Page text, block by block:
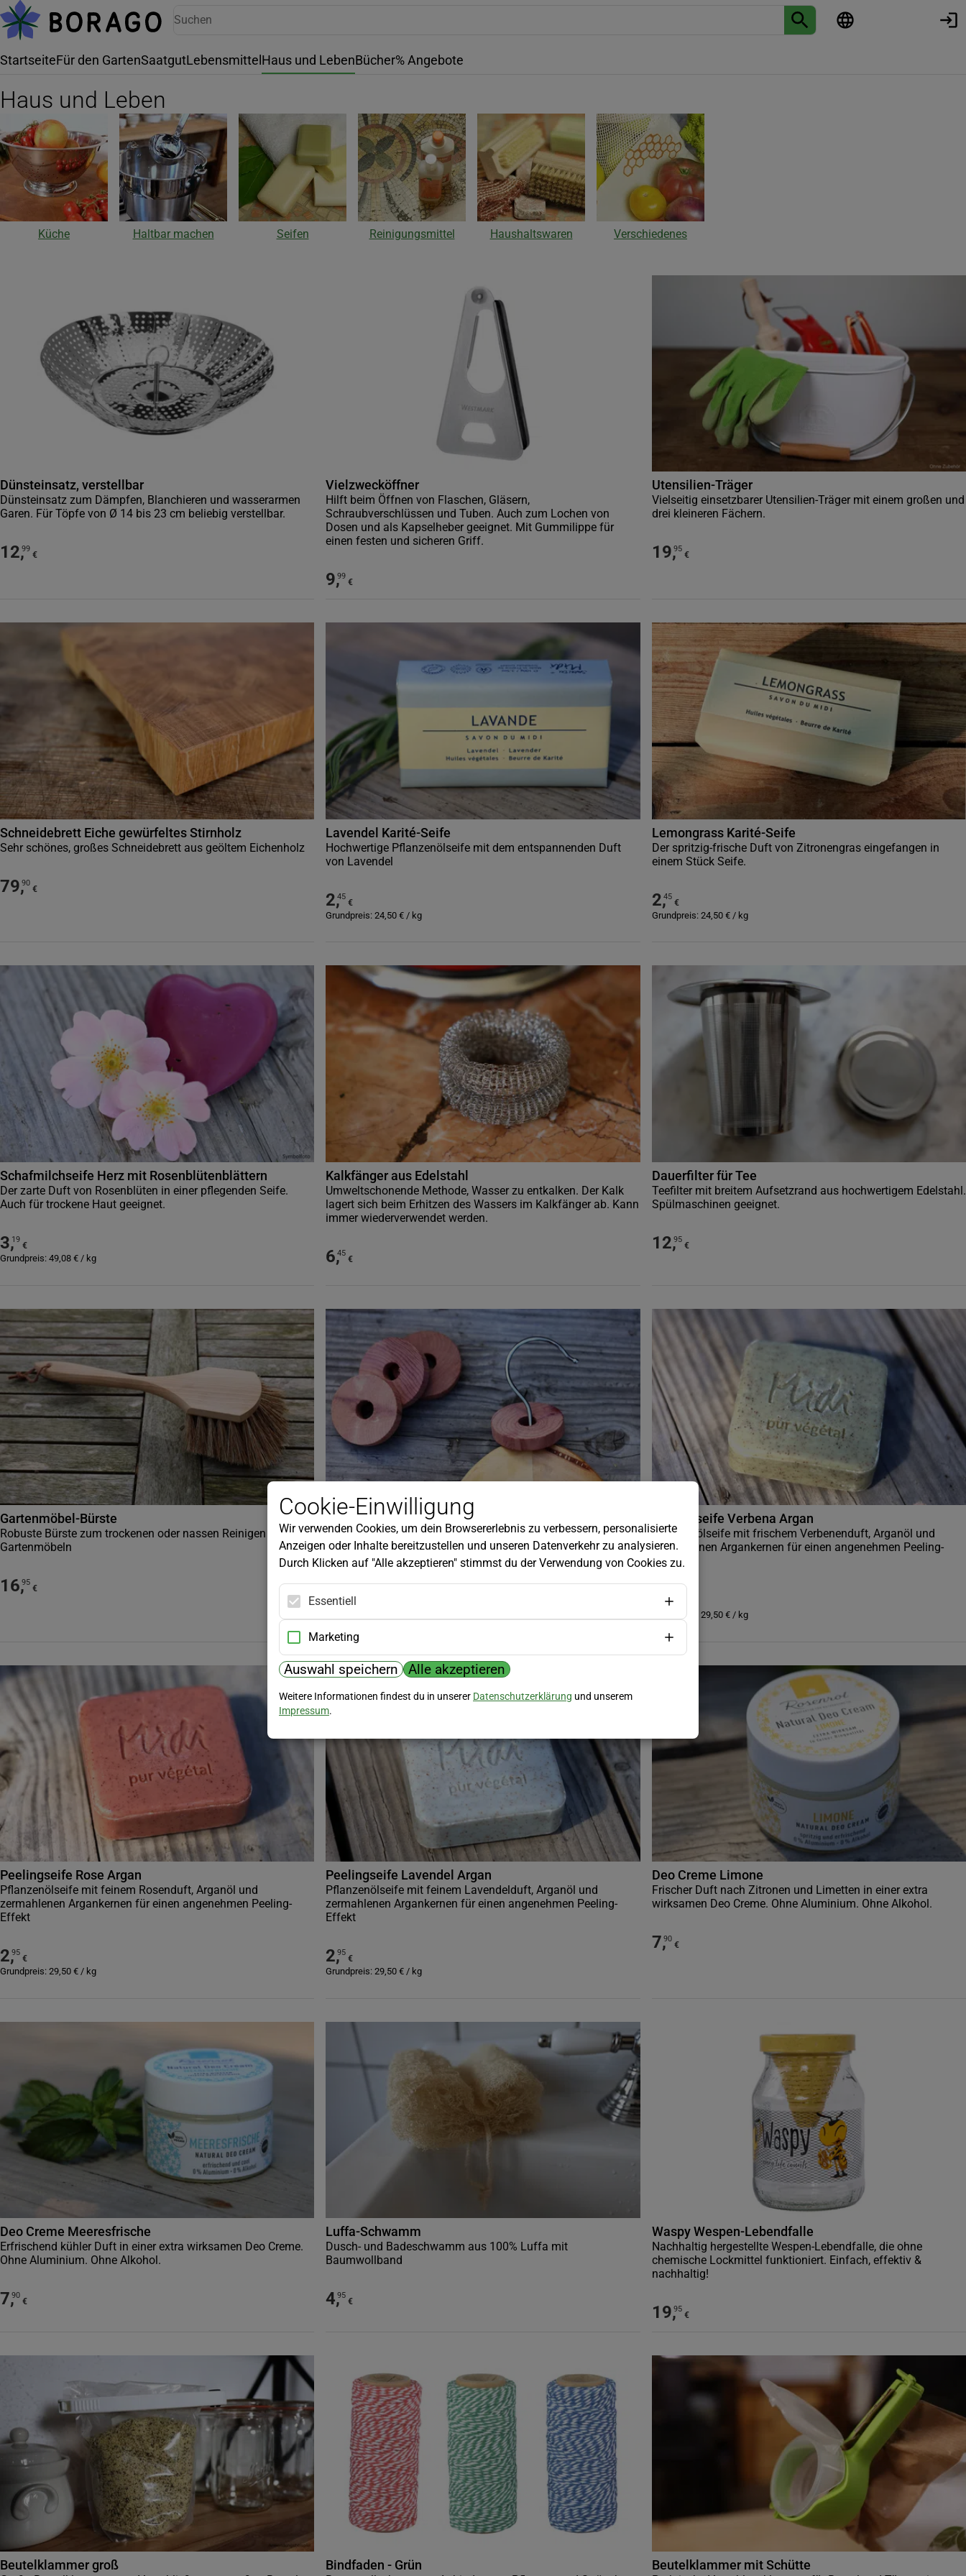
StartseiteFür den GartenSaatgutLebensmittel Haus und LebenBücher% Angebote
Haus und Leben
Küche Haltbar machen Seifen Reinigungsmittel Haushaltswaren Verschiedenes
Dünsteinsatz, verstellbar
Dünsteinsatz zum Dämpfen, Blanchieren und wasserarmen
Garen. Für Töpfe von Ø 14 bis 23 cm beliebig verstellbar.
12,99
€
Vielzwecköffner
Hilft beim Öffnen von Flaschen, Gläsern,
Schraubverschlüssen und Tuben. Auch zum Lochen von
Dosen und als Kapselheber geeignet. Mit Gummilippe für
einen festen und sicheren Griff.
9,99
€
Utensilien-Träger
Vielseitig einsetzbarer Utensilien-Träger mit einem großen und
drei kleineren Fächern.
19,95
€
Schneidebrett Eiche gewürfeltes Stirnholz
Sehr schönes, großes Schneidebrett aus geöltem Eichenholz
79,90
€
Lavendel Karité-Seife
Hochwertige Pflanzenölseife mit dem entspannenden Duft
von Lavendel
2,45
€
Grundpreis:24,50 € / kg
Lemongrass Karité-Seife
Der spritzig-frische Duft von Zitronengras eingefangen in
einem Stück Seife.
2,45
€
Grundpreis: 24,50 €/ kg
Schafmilchseife Herz mit Rosenblütenblättern
Der zarte Duft von Rosenblüten in einer pflegenden Seife.
Auch für trockene Haut geeignet.
3,19
€
Grundpreis: 49,08 € / kg
Kalkfänger aus Edelstahl
Umweltschonende Methode, Wasser zu entkalken. Der Kalk
lagert sich beim Erhitzen des Wassers im Kalkfänger ab. Kann
immer wiederverwendet werden.
6,45
€
Dauerfilter für Tee
Teefilter mit breitem Aufsetzrand aus hochwertigem Edelstahl.
Spülmaschinen geeignet.
12,95
€
Gartenmöbel-Bürste
Robuste Bürste zum trockenen oder nassen Reinigen von
Gartenmöbeln
16,95
€
Rot-Ceder-Kleiderbügelscheiben
Natürlicher Schutz vor Motten. Ohne Chemie!
7,95
Peelingseife Verbena Argan
Pflanzenölseife mit frischem Verbenenduft, Arganöl und
zermahlenen Argankernen für einen angenehmen Peeling-
Effekt
,95
Grundpreis: 29,50 €/ kg
Peelingseife Rose Argan
Pflanzenölseife mit feinem Rosenduft, Arganöl und
zermahlenen Argankernen für einen angenehmen Peeling-
Effekt
2,95
€
Grundpreis: 29,50 € / kg
Peelingseife Lavendel Argan
Pflanzenölseife mit feinem Lavendelduft, Arganöl und
zermahlenen Argankernen für einen angenehmen Peeling-
Effekt
2,95
€
Grundpreis:29,50 € / kg
Deo Creme Limone
Frischer Duft nach Zitronen und Limetten in einer extra
wirksamen Deo Creme. Ohne Aluminium. Ohne Alkohol.
7,90
€
Deo Creme Meeresfrische
Erfrischend kühler Duft in einer extra wirksamen Deo Creme.
Ohne Aluminium. Ohne Alkohol.
7,90
€
Luffa-Schwamm
Dusch- und Badeschwamm aus 100% Luffa mit
Baumwollband
4,95
€
Waspy Wespen-Lebendfalle
Nachhaltig hergestellte Wespen-Lebendfalle, die ohne
chemische Lockmittel funktioniert. Einfach, effektiv &
nachhaltig!
19,95
€
Beutelklammer groß Bindfaden - Grün Beutelklammer mit Schütte
Cookie-Einwilligung
Wir verwenden Cookies, um dein Browsererlebnis zu verbessern, personalisierte
Anzeigen oder Inhalte bereitzustellen und unseren Datenverkehr zu analysieren.
Durch Klicken auf "Alle akzeptieren" stimmst du der Verwendung von Cookies zu.
Essentiell
Marketing
Auswahl speichern Alle akzeptieren
Weitere Informationen findest du in unserer Datenschutzerklärung und unserem
Impressum.